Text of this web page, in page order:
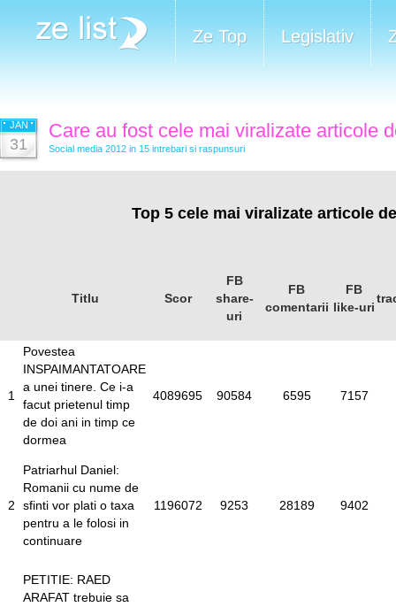
Ze Top Legislativ
JAN
31
Care au fost cele mai viralizate articole
Social media 2012 in 15 intrebari si raspunsuri
Top 5 cele mai viralizate articole
Titlu Scor
FB
share-
uri
FB
comentarii
FB
like-uri
1
Povestea
INSPAIMANTATOARE
a unei tinere. Ce i-a
facut prietenul timp
de doi ani in timp ce
dormea
4089695 90584 6595 7157
2
Patriarhul Daniel:
Romanii cu nume de
sfinti vor plati o taxa
pentru a le folosi in
continuare
1196072 9253 28189 9402
PETITIE: RAED
ARAFAT trebuie sa